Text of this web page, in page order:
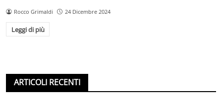
Rocco Grimaldi 24 Dicembre 2024
Leggi di più
ARTICOLI RECENTI